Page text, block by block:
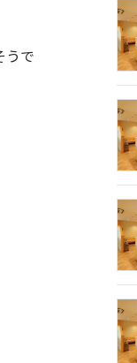
うで